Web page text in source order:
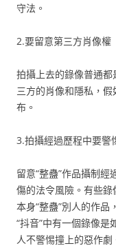
守法。
2.要留意第三方肖像權
拍攝上去的錄像普通
三方的肖像和隱私，
布。
3.拍攝經過歷程中要警
留意“整蠱”作品攝制經
傷的法令風險。有些
本身“整蠱”別人的作品
“抖音”中有一個錄像
人不警惕撞上的惡作